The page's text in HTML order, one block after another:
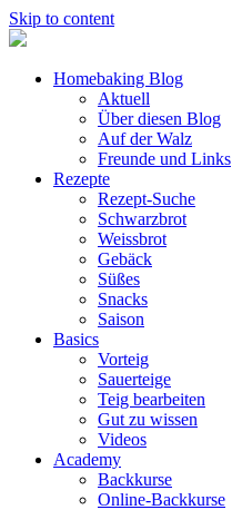
Skip to content
Homebaking Blog
Aktuell
Über diesen Blog
Auf der Walz
Freunde und Links
Rezepte
Rezept-Suche
Schwarzbrot
Weissbrot
Gebäck
Süßes
Snacks
Saison
Basics
Vorteig
Sauerteige
Teig bearbeiten
Gut zu wissen
Videos
Academy
Backkurse
Online-Backkurse